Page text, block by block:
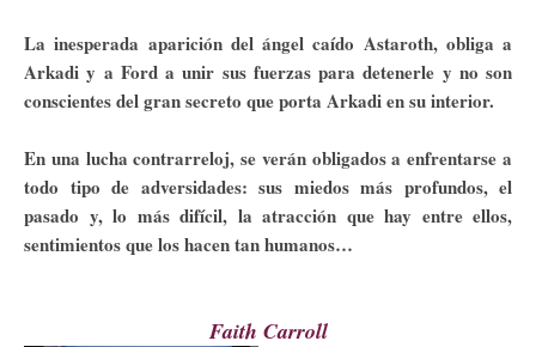
La inesperada aparición del ángel caído Astaroth, obliga a
Arkadi y a Ford a unir sus fuerzas para detenerle y no son
conscientes del gran secreto que porta Arkadi en su interior.
En una lucha contrarreloj, se verán obligados a enfrentarse a
todo tipo de adversidades: sus miedos más profundos, el
pasado y, lo más difícil, la atracción que hay entre ellos,
sentimientos que los hacen tan humanos…
Faith Carroll